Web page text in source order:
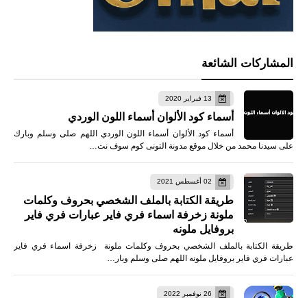
المشاركات الشائعة
13 فبراير 2020
أسماء كود الألوان أسماء اللون الوردي
أسماء كود الألوان أسماء اللون الوردي اللهم صلى وسلم وبارك
على سيدنا محمد من خلال موقع مدونة التونى كوم سوف نت…
02 أغسطس 2021
طريقة الكتابة بالملف الشخصي بحروف وكلمات
ملونة زخرفة اسماء فري فاير عبارات فري فاير
بروفايل ملونه
طريقة الكتابة بالملف الشخصي بحروف وكلمات ملونة زخرفة اسماء فري فاير
عبارات فري فاير بروفايل ملونه اللهم صلى وسلم وبار…
26 نوفمبر 2022